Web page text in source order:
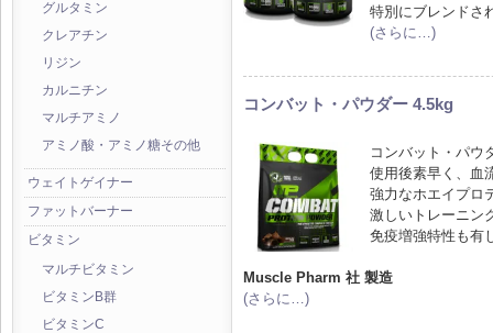
グルタミン
クレアチン
リジン
カルニチン
マルチアミノ
アミノ酸・アミノ糖その他
ウェイトゲイナー
ファットバーナー
ビタミン
マルチビタミン
ビタミンB群
ビタミンC
特別にブレンドさ
(さらに…)
コンバット・パウダー 4.5kg
コンバット・パウ
使用後素早く、血
強力なホエイプロ
激しいトレーニン
免疫増強特性も有
Muscle Pharm 社 製造
(さらに…)